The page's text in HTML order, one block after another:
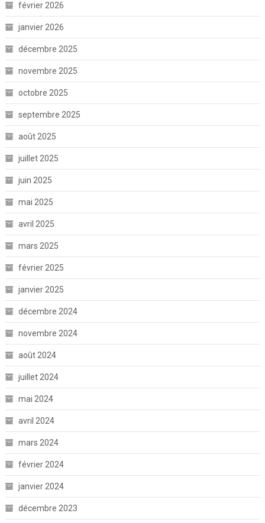
février 2026
janvier 2026
décembre 2025
novembre 2025
octobre 2025
septembre 2025
août 2025
juillet 2025
juin 2025
mai 2025
avril 2025
mars 2025
février 2025
janvier 2025
décembre 2024
novembre 2024
août 2024
juillet 2024
mai 2024
avril 2024
mars 2024
février 2024
janvier 2024
décembre 2023